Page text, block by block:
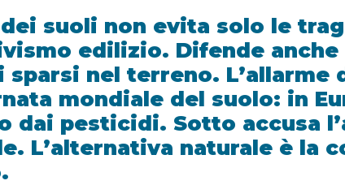
suoli non evita solo le
edilizio. Difende
sparsi nel terreno. L’allarme
mondiale del suolo: in
dai pesticidi. Sotto accusa
L’alternativa naturale è la